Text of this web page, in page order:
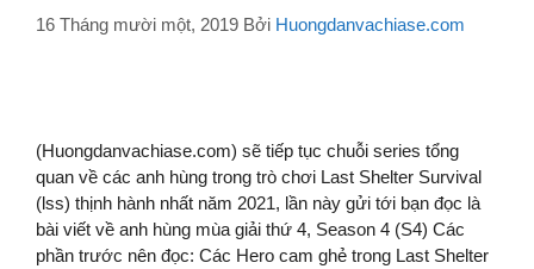
16 Tháng mười một, 2019 Bởi Huongdanvachiase.com
(Huongdanvachiase.com) sẽ tiếp tục chuỗi series tổng
quan về các anh hùng trong trò chơi Last Shelter Survival
(lss) thịnh hành nhất năm 2021, lần này gửi tới bạn đọc là
bài viết về anh hùng mùa giải thứ 4, Season 4 (S4) Các
phần trước nên đọc: Các Hero cam ghẻ trong Last Shelter